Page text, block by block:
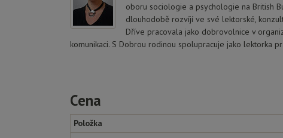
oboru sociologie a psychologie na British
dlouhodobě rozvíjí ve své lektorské,
Dříve pracovala jako dobrovolnice v
komunikaci. S Dobrou rodinou spolupracuje jako lektorka
Cena
Položka